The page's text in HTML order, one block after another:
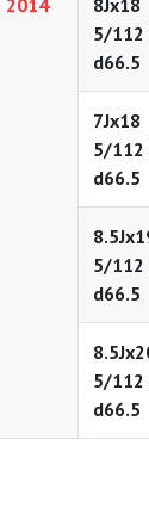
2014
8Jx18
5/112
d66.5
7Jx18
5/112
d66.5
5/112
d66.5
5/112
d66.5